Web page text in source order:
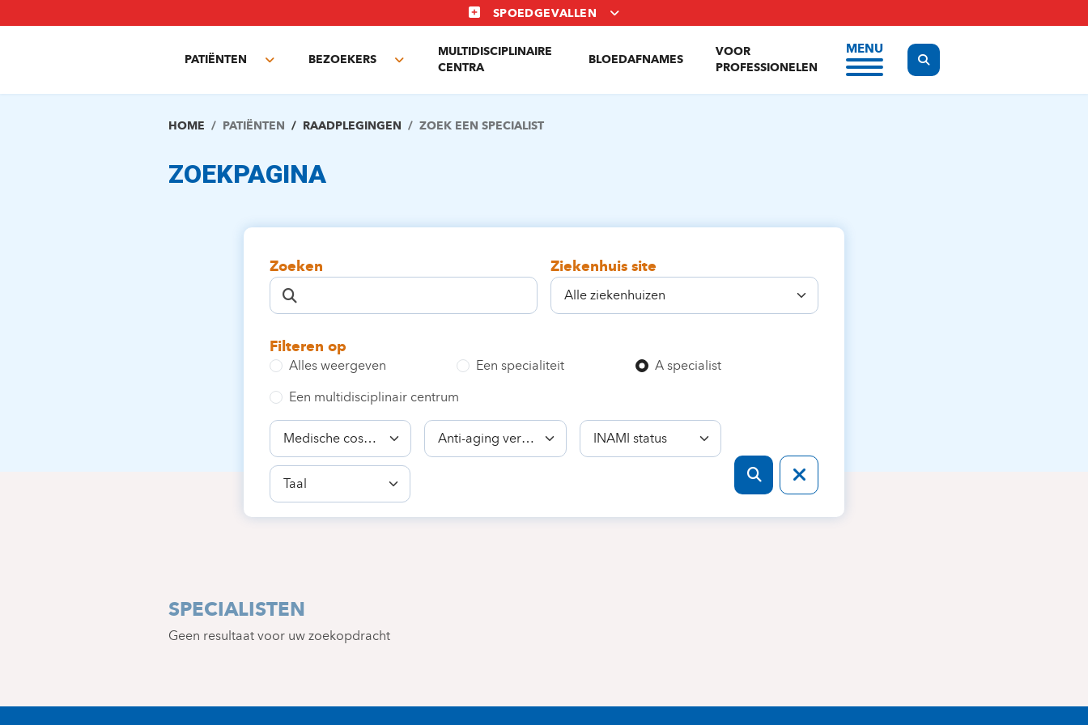
en
gaan
SPOEDGEVALLEN
PATIËNTEN
Toggle
BEZOEKERS
Toggle
MULTIDISCIPLINAIRE
CENTRA
BLOEDAFNAMES
VOOR
PROFESSIONELEN
MENU
Display the search form
HOME PATIËNTEN RAADPLEGINGEN ZOEK EEN SPECIALIST
ZOEKPAGINA
Zoeken Ziekenhuis site
Filteren op
Alles weergeven Een specialiteit A specialist
Een multidisciplinair centrum
Specialiteit Bekwaamheid
INAMI
status
Taal
SPECIALISTEN
Geen resultaat voor uw zoekopdracht